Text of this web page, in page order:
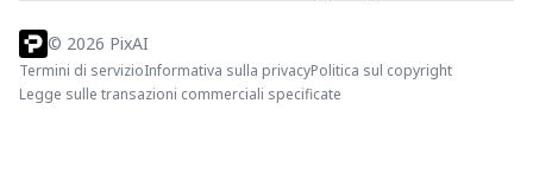
© 2026 PixAI
Termini di servizioInformativa sulla privacyPolitica sul copyright
Legge sulle transazioni commerciali specificate